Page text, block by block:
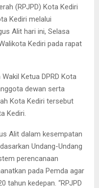
(RPJPD) Kota Kediri
Kediri melalui
Alit hari ini, Selasa
Kediri pada rapat
Ketua DPRD Kota
dewan serta
Kota Kediri tersebut
Kediri.
Alit dalam kesempatan
Undang-Undang
perencanaan
pada Pemda agar
tahun kedepan. “RPJPD